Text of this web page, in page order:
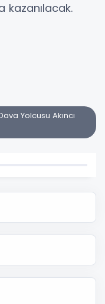
kazanılacak.
Yolcusu Akıncı